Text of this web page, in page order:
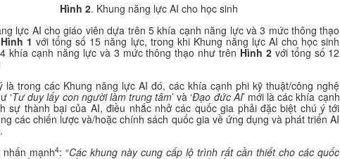
Hình 2. Khung năng lực AI cho học sinh
lực AI cho giáo viên dựa trên 5 khía cạnh năng lực và 3 mức thông thạo
Hình 1 với tổng số 15 năng lực, trong khi Khung năng lực AI cho học sinh
khía cạnh năng lực và 3 mức thông thạo như trên Hình 2với tổng số 12
là trong các Khung năng lực AI đó, các khía cạnh phi kỹ thuật/công nghệ
‘Tư duy lấy con người làm trung tâm’ và ‘Đạo đức AI’ mới là các khía cạnh
sự thành bại của AI, điều nhắc nhở các quốc gia phải đặc biệt chú ý tới
các chiến lược và/hoặc chính sách quốc gia về ứng dụng và phát triển AI
nhấn mạnh4: “Các khung này cung cấp lộ trình rất cần thiết cho các quốc